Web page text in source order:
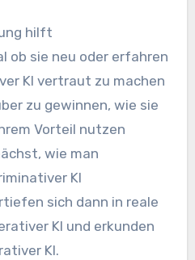
hilft
ob sie neu oder erfahren
KI vertraut zu machen
zu gewinnen, wie sie
Vorteil nutzen
wie man
KI
sich dann in reale
KI und erkunden
KI.